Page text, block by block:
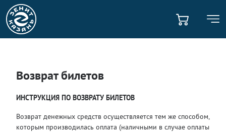
Возврат билетов
ИНСТРУКЦИЯ ПО ВОЗВРАТУ БИЛЕТОВ
Возврат денежных средств осуществляется тем же способом,
которым производилась оплата (наличными в случае оплаты